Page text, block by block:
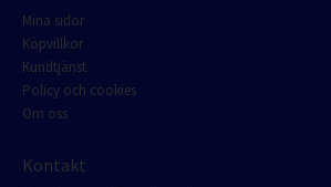
Mina sidor
Köpvillkor
Kundtjänst
Policy och cookies
Om oss
Kontakt